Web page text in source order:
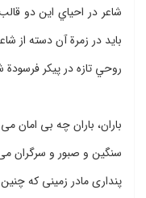
شاعر در احياي اين دو
بايد در زمرة آن دسته از
روحي تازه در پيكر
باران، باران چه بی امان
سنگین و صبور و سرگران
پنداری مادر زمینی که چنین